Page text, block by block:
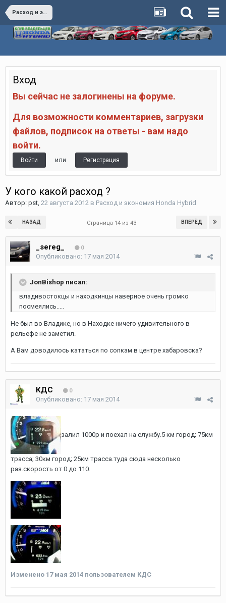
Расход и экономия Honda Hybrid
Вход
Вы сейчас не залогинены на форуме.
Для возможности комментариев, загрузки
файлов, подписок на ответы - вам надо
войти.
Войти или Регистрация
У кого какой расход ?
Автор: pst, 22 августа 2012 в Расход и экономия Honda Hybrid
НАЗАД ВПЕРЁД
Страница 14 из 43
_sereg_ 0
Опубликовано: 17 мая 2014
JonBishop писал:
владивостокцы и находкинцы наверное очень громко
посмеялись.....
Не был во Владике, но в Находке ничего удивительного в
рельефе не заметил.
А Вам доводилось кататься по сопкам в центре хабаровска?
КДС 0
Опубликовано: 17 мая 2014
залил 1000р и поехал на службу.5 км город; 75км
трасса; 30км город; 25км трасса.туда сюда несколько
раз.скорость от 0 до 110.
Изменено 17 мая 2014 пользователем КДС